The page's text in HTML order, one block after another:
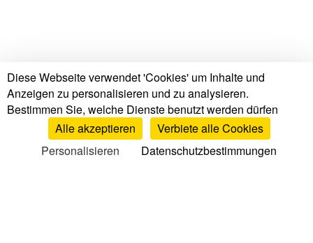
Diese Webseite verwendet 'Cookies' um Inhalte und
Anzeigen zu personalisieren und zu analysieren.
Bestimmen Sie, welche Dienste benutzt werden dürfen
Alle akzeptieren
Verbiete alle Cookies
Personalisieren
Datenschutzbestimmungen